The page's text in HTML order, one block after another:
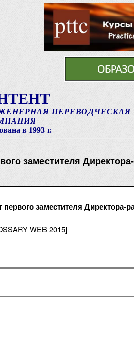
ПЕРЕВОДЧЕСКАЯ
в 1993 г.
заместителя
первого заместителя Директора-
WEB 2015]